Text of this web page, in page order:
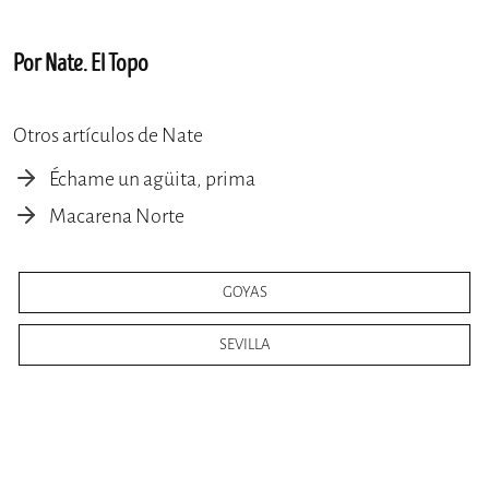
Por Nate. El Topo
Otros artículos de Nate
Échame un agüita, prima
Macarena Norte
GOYAS
SEVILLA